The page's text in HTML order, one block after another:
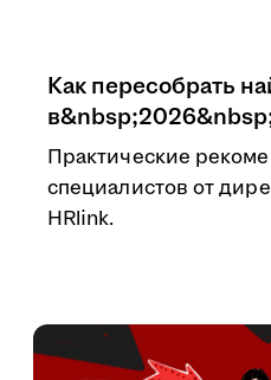
Как пересобрать
Практические
специалистов от
HRlink.